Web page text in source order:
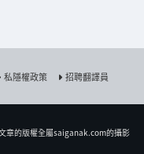
私隱權政策 招聘翻譯員
章的版權全屬saiganak.com的攝影